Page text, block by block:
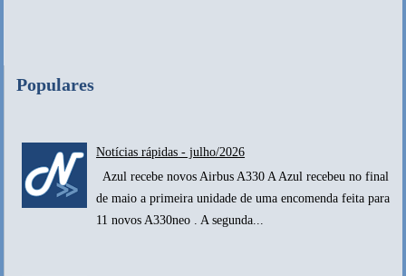
Populares
Notícias rápidas - julho/2026
Azul recebe novos Airbus A330 A Azul recebeu no final
de maio a primeira unidade de uma encomenda feita para
11 novos A330neo . A segunda...